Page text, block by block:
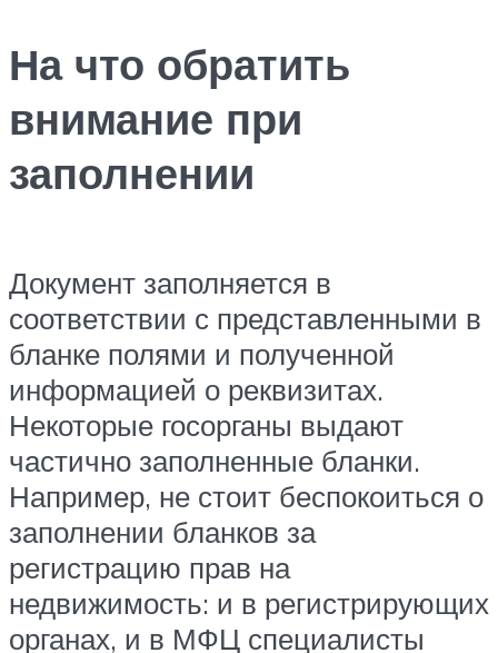
На что обратить
внимание при
заполнении
Документ заполняется в
соответствии с представленными в
бланке полями и полученной
информацией о реквизитах.
Некоторые госорганы выдают
частично заполненные бланки.
Например, не стоит беспокоиться о
заполнении бланков за
регистрацию прав на
недвижимость: и в регистрирующих
органах, и в МФЦ специалисты